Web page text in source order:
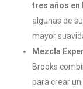
tres años en
algunas de
mayor
Mezcla
Brooks
para crear